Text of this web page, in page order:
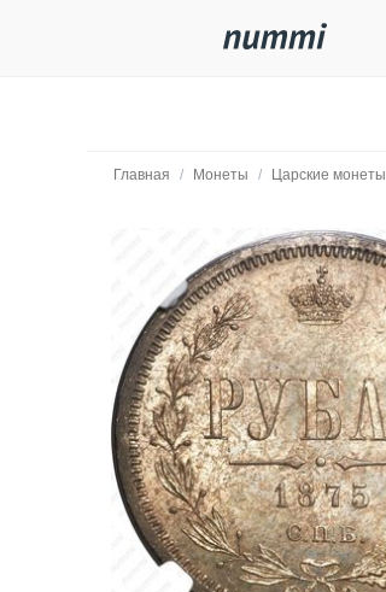
Главная / Монеты / Царские монеты